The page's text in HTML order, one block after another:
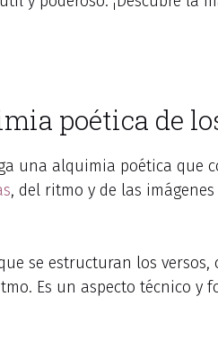
poética de
una alquimia poética que
, del ritmo y de las
se estructuran los
Es un aspecto técnico